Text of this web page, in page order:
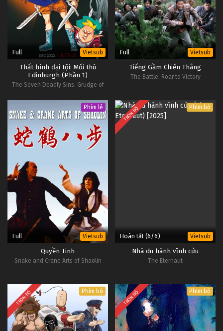
Full Vietsub
Thất hình đại tội: Mối thù
Edinburgh (Phần 1)
The Seven Deadly Sins: Grudge of
Full Vietsub
Tiếng Gầm Chiến Thắng
The Battle: Roar to Victory
Phim lẻ
Full Vietsub
Quyền Tinh
Snake and Crane Arts of Shaolin
TRỌN BỘ Phim bộ
Hoàn tất (6/6) Vietsub
Nhà du hành vĩnh cửu
The Eternaut
TRỌN BỘ Phim bộ TRỌN BỘ Phim bộ